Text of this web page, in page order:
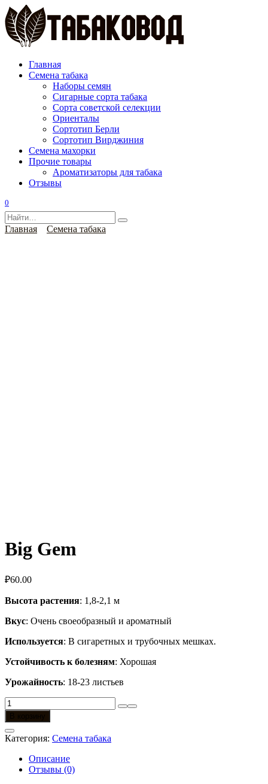
Перейти
к
содержанию
Главная
Семена табака
Наборы семян
Сигарные сорта табака
Сорта советской селекции
Ориенталы
Сортотип Берли
Сортотип Вирджиния
Семена махорки
Прочие товары
Ароматизаторы для табака
Отзывы
0
Search
for:
Главная Семена табака
Big Gem
₽60.00
Высота растения: 1,8-2,1 м
Вкус: Очень своеобразный и ароматный
Используется: В сигаретных и трубочных мешках.
Устойчивость к болезням: Хорошая
Урожайность: 18-23 листьев
Количество
товара
Big
Gem
Категория: Семена табака
Описание
Отзывы (0)